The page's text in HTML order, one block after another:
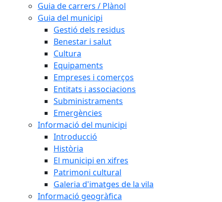
Guia de carrers / Plànol
Guia del municipi
Gestió dels residus
Benestar i salut
Cultura
Equipaments
Empreses i comerços
Entitats i associacions
Subministraments
Emergències
Informació del municipi
Introducció
Història
El municipi en xifres
Patrimoni cultural
Galeria d'imatges de la vila
Informació geogràfica